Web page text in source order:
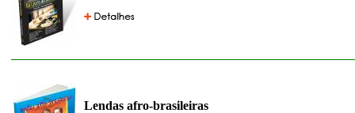
Lendas afro-brasileiras